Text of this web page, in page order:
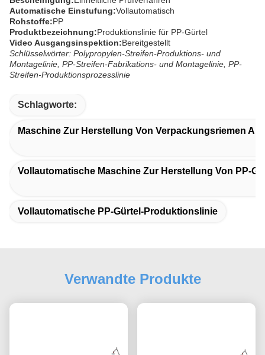
Automatische Einstufung:Vollautomatisch
Rohstoffe:PP
Produktbezeichnung:Produktionslinie für PP-Gürtel
Video Ausgangsinspektion:Bereitgestellt
Schlüsselwörter: Polypropylen-Streifen-Produktions- und
Montagelinie, PP-Streifen-Fabrikations- und Montagelinie, PP-
Streifen-Produktionsprozesslinie
Schlagworte:
Maschine Zur Herstellung Von Verpackungsriemen
Vollautomatische Maschine Zur Herstellung Von PP-
Vollautomatische PP-Gürtel-Produktionslinie
Verwandte Produkte